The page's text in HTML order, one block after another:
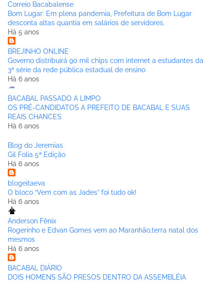
Correio Bacabalense
Bom Lugar: Em plena pandemia, Prefeitura de Bom Lugar
desconta altas quantia em salários de servidores.
Há 5 anos
BREJINHO ONLINE
Governo distribuirá 90 mil chips com internet a estudantes da
3ª série da rede pública estadual de ensino
Há 6 anos
BACABAL PASSADO A LIMPO
OS PRÉ-CANDIDATOS A PREFEITO DE BACABAL E SUAS
REAIS CHANCES
Há 6 anos
Blog do Jeremias
Gil Folia 5ª Edição
Há 6 anos
blogeitaeva
O bloco “Vem com as Jades” foi tudo ok!
Há 6 anos
Anderson Fênix
Rogerinho e Edvan Gomes vem ao Maranhão,terra natal dos
mesmos
Há 6 anos
BACABAL DIÁRIO
DOIS HOMENS SÃO PRESOS DENTRO DA ASSEMBLÉIA